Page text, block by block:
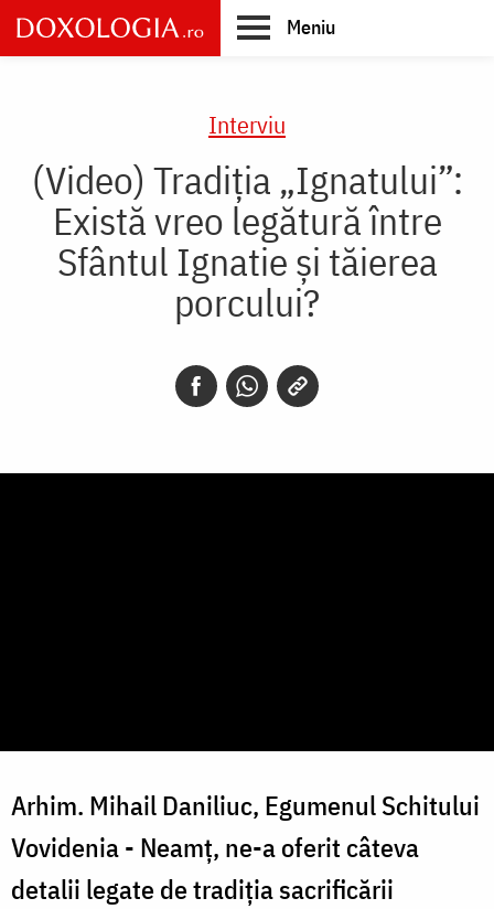
Skip
to
main
Meniu
Interviu
(Video) Tradiția „Ignatului”:
Există vreo legătură între
Sfântul Ignatie și tăierea
porcului?
Arhim. Mihail Daniliuc, Egumenul Schitului
Vovidenia - Neamț, ne-a oferit câteva
detalii legate de tradiția sacrificării